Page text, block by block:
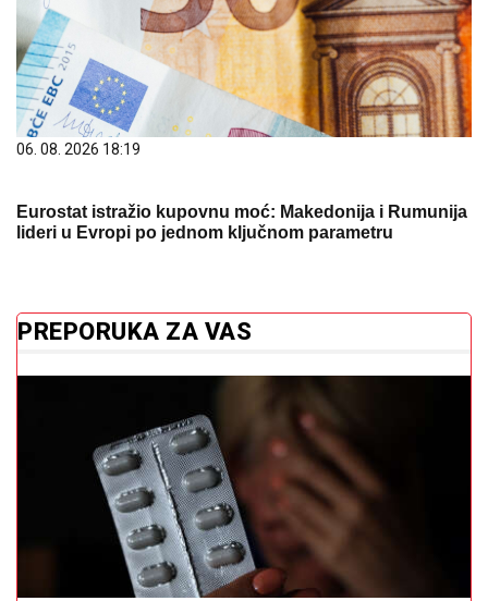
06. 08. 2026 18:19
Eurostat istražio kupovnu moć: Makedonija i Rumunija
lideri u Evropi po jednom ključnom parametru
PREPORUKA ZA VAS